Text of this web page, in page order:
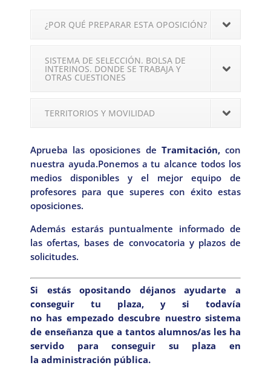
¿POR QUÉ PREPARAR ESTA OPOSICIÓN?
SISTEMA DE SELECCIÓN. BOLSA DE
INTERINOS. DONDE SE TRABAJA Y
OTRAS CUESTIONES
TERRITORIOS Y MOVILIDAD
Aprueba las oposiciones de Tramitación,con
nuestra ayuda.Ponemos a tu alcance todos los
medios disponibles y el mejor equipo de
profesores para que superes con éxito estas
oposiciones.
Además estarás puntualmente informado de
las ofertas, bases de convocatoria y plazos de
solicitudes.
Si estás opositando déjanos ayudarte a
conseguir tu plaza, y si todavía
no has empezado descubre nuestro sistema
de enseñanza que a tantos alumnos/as les ha
servido para conseguir su plaza en
la administración pública.